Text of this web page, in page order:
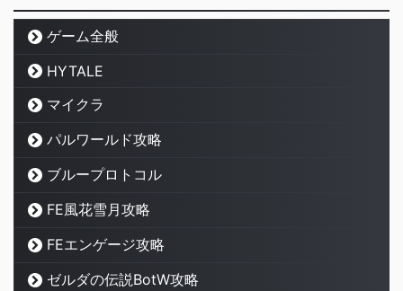
ゲーム全般
HYTALE
マイクラ
パルワールド攻略
ブループロトコル
FE風花雪月攻略
FEエンゲージ攻略
ゼルダの伝説BotW攻略